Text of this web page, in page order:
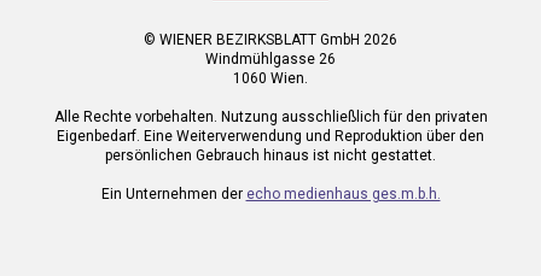
© WIENER BEZIRKSBLATT GmbH 2026
Windmühlgasse 26
1060 Wien.
Alle Rechte vorbehalten. Nutzung ausschließlich für den privaten
Eigenbedarf. Eine Weiterverwendung und Reproduktion über den
persönlichen Gebrauch hinaus ist nicht gestattet.
Ein Unternehmen der echo medienhaus ges.m.b.h.